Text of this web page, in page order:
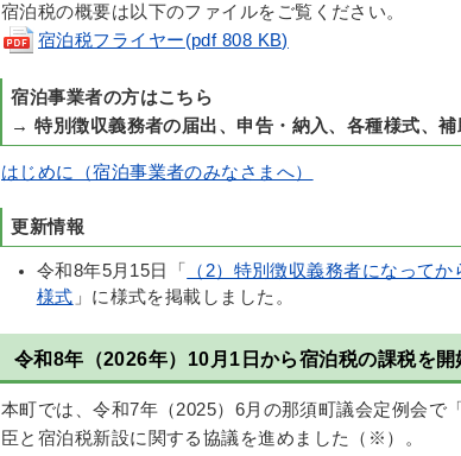
宿泊税の概要は以下のファイルをご覧ください。
宿泊税フライヤー(pdf 808 KB)
宿泊事業者の方はこちら
→ 特別徴収義務者の届出、申告・納入、各種様式、
はじめに（宿泊事業者のみなさまへ）
更新情報
令和8年5月15日「
（2）特別徴収義務者になって
様式 」に様式を掲載しました。
令和8年（2026年）10月1日から宿泊税の課税を開
本町では、令和7年（2025）6月の那須町議会定例会で
臣と宿泊税新設に関する協議を進めました（※）。